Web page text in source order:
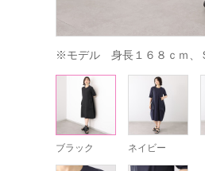
※モデル　身長１６８ｃｍ、
ブラック ネイビー